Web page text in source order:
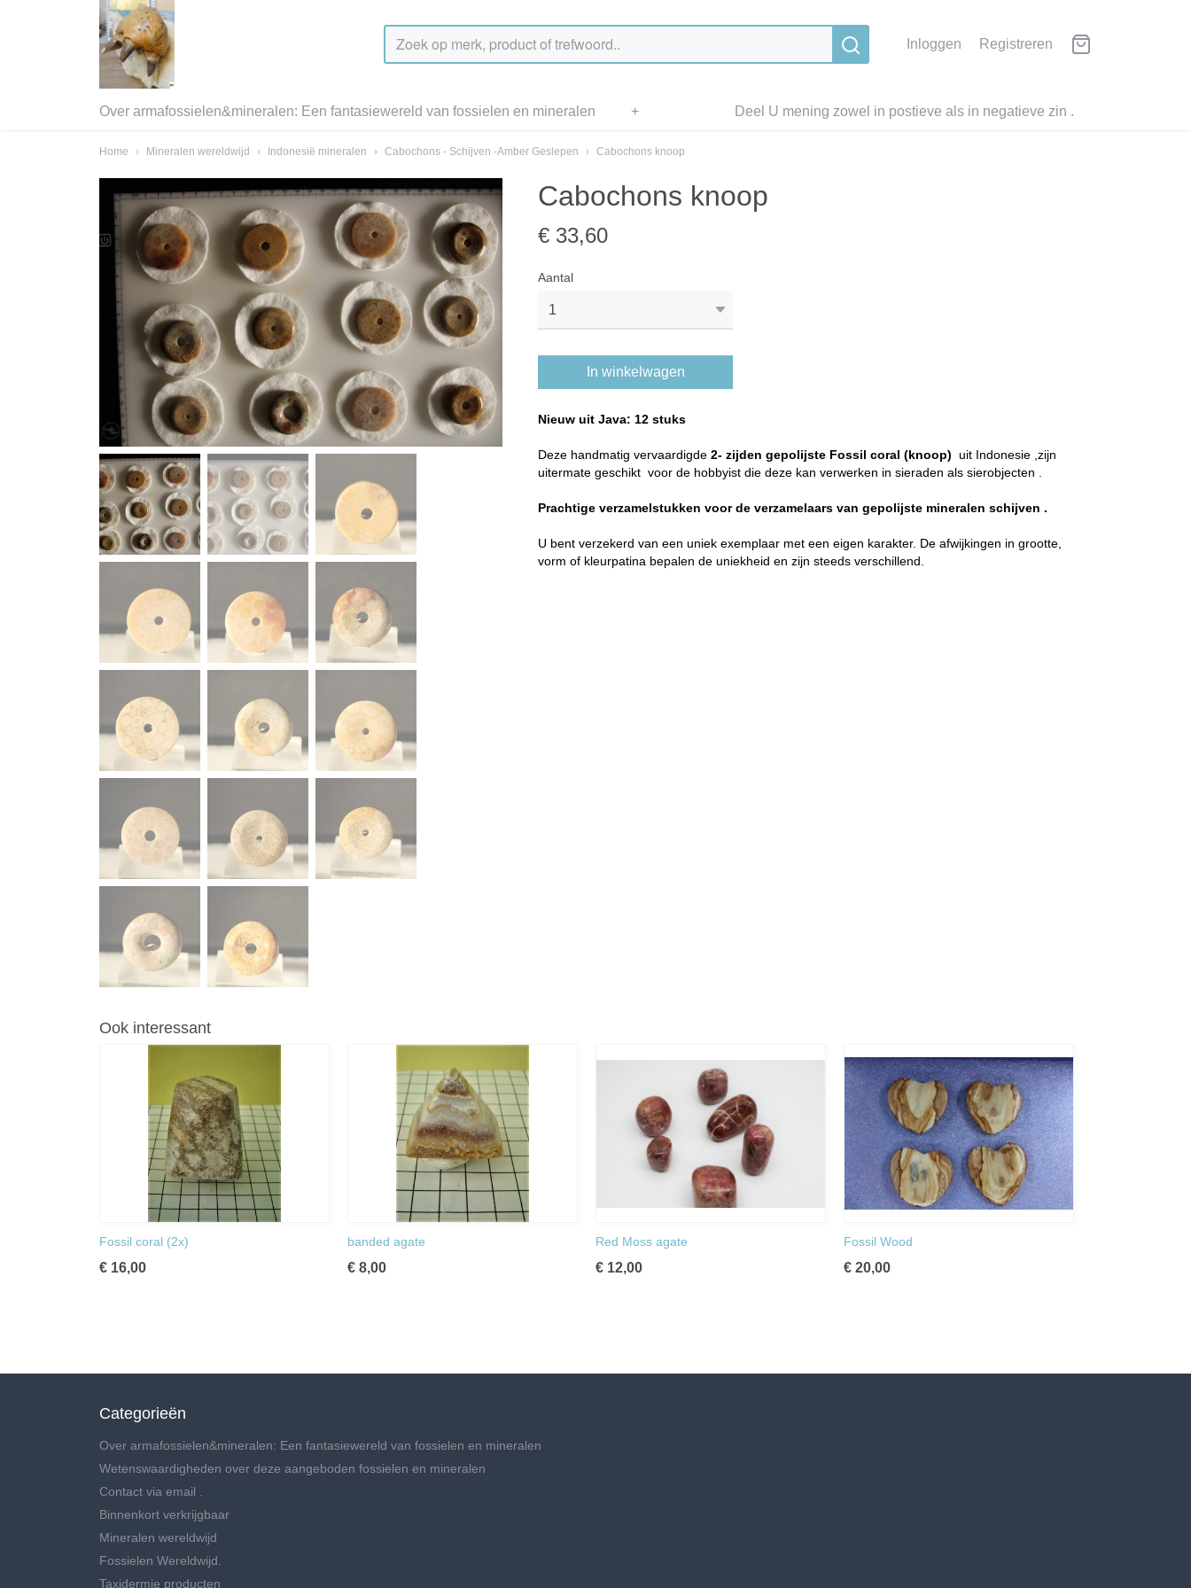
Inloggen Registreren
Deel U mening zowel in postieve als in negatieve zin .
Over armafossielen&mineralen: Een fantasiewereld van fossielen en mineralen +
Home › Mineralen wereldwijd › Indonesië mineralen › Cabochons - Schijven -Amber Geslepen › Cabochons knoop
Cabochons knoop
€ 33,60
Aantal
In winkelwagen
Nieuw uit Java: 12 stuks
Deze handmatig vervaardigde 2- zijden gepolijste Fossil coral (knoop) uit Indonesie ,zijn
uitermate geschikt voor de hobbyist die deze kan verwerken in sieraden als sierobjecten .
Prachtige verzamelstukken voor de verzamelaars van gepolijste mineralen schijven .
U bent verzekerd van een uniek exemplaar met een eigen karakter. De afwijkingen in grootte,
vorm of kleurpatina bepalen de uniekheid en zijn steeds verschillend.
Ook interessant
Fossil coral (2x)
€ 16,00
banded agate
€ 8,00
Red Moss agate
€ 12,00
Fossil Wood
€ 20,00
Categorieën
Over armafossielen&mineralen: Een fantasiewereld van fossielen en mineralen
Wetenswaardigheden over deze aangeboden fossielen en mineralen
Contact via email .
Binnenkort verkrijgbaar
Mineralen wereldwijd
Fossielen Wereldwijd.
Taxidermie producten